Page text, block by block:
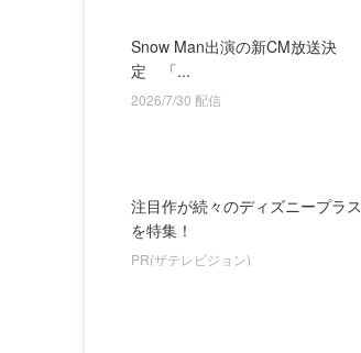
Snow Man出演の新CM放送決
定 「...
2026/7/30 配信
注目作が続々のディズニープラス
を特集！
PR(ザテレビジョン)